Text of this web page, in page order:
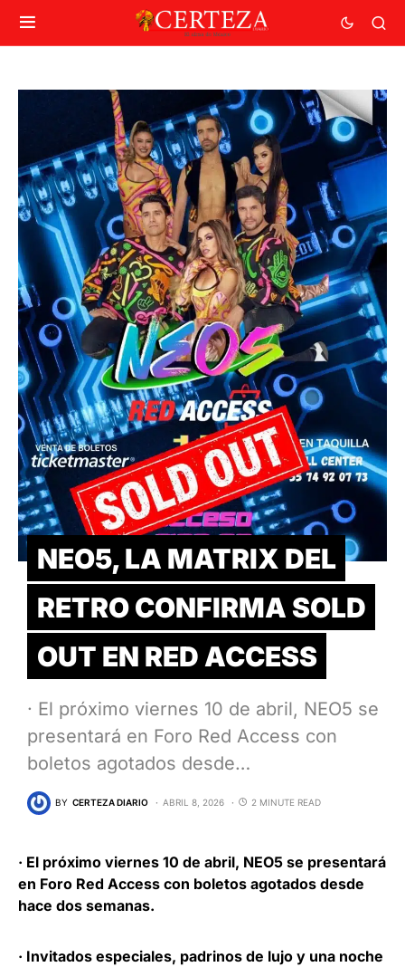
NEO5, LA MATRIX DEL
RETRO CONFIRMA SOLD
OUT EN RED ACCESS
· El próximo viernes 10 de abril, NEO5 se
presentará en Foro Red Access con
boletos agotados desde…
BY CERTEZA DIARIO ABRIL 8, 2026 2 MINUTE READ
· El próximo viernes 10 de abril, NEO5 se presentará
en Foro Red Access con boletos agotados desde
hace dos semanas.
· Invitados especiales, padrinos de lujo y una noche